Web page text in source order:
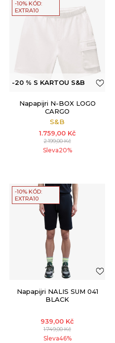
-10% KÓD:
EXTRA10
-20 % S KARTOU S&B
Napapijri N-BOX LOGO
CARGO
S&B
1.759,00 Kč
2.199,00Kč
Sleva20%
-10% KÓD:
EXTRA10
Napapijri NALIS SUM 041
BLACK
939,00 Kč
1.749,00Kč
Sleva46%